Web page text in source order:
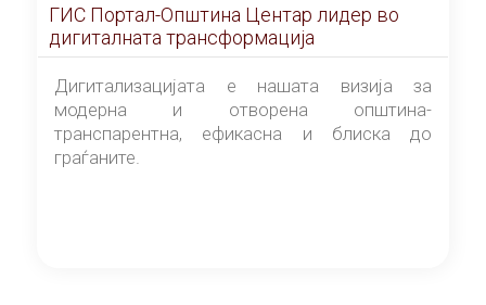
ГИС Портал-Општина Центар лидер во
дигиталната трансформација
Дигитализацијата е нашата визија за
модерна и отворена општина-
транспарентна, ефикасна и блиска до
граѓаните.